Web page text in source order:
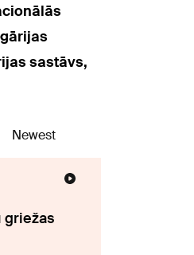
sastāvs,
Newest
griežas